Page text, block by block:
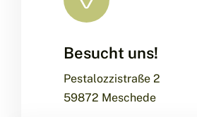
Leaflet |Map data ©OpenStreetMap
Besucht uns!
Pestalozzistraße 2
59872 Meschede